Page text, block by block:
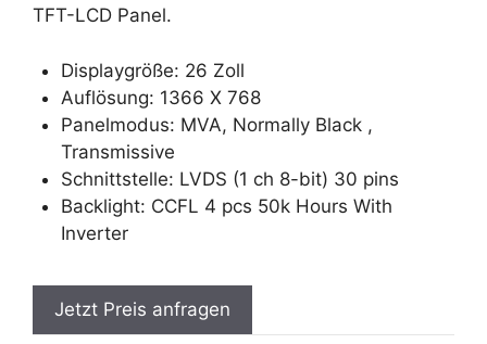
TFT-LCD Panel.
Displaygröße: 26 Zoll
Auflösung: 1366 X 768
Panelmodus: MVA, Normally Black ,
Transmissive
Schnittstelle: LVDS (1 ch 8-bit) 30 pins
Backlight: CCFL 4 pcs 50k Hours With
Inverter
Jetzt Preis anfragen